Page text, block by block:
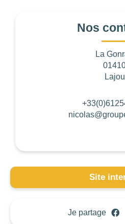
Nos
La
Site
Je partage
filtres.
NOMBRE DE